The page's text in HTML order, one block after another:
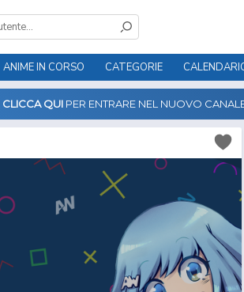
ANIME IN CORSO CATEGORIE
CLICCA QUI PER ENTRARE NEL NUOVO